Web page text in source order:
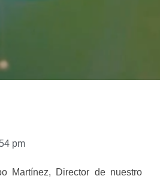
pm
Martínez, Director de nuestro